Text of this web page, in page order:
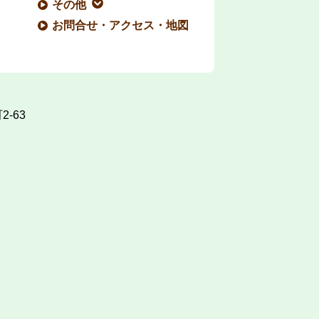
その他
お問合せ・アクセス・地図
63